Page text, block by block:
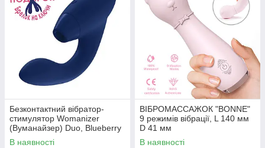
Безконтактний вібратор-
стимулятор Womanizer
(Вуманайзер) Duo, Blueberry
+ подарунок!
В наявності
ВІБРОМАССАЖОК "BONNE"
9 режимів вібрації, L 140 мм
D 41 мм
В наявності